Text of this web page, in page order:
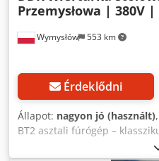
Wymysłów 553 km
Przemysłowa | 380V |
Érdeklődni
Állapot: nagyon jó (használt)
BT2 asztali fúrógép –
konstrukció a volt ND (Kelet-